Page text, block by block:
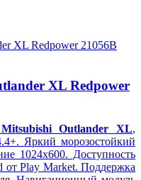
XL Redpower
Outlander XL,
Яркий морозостойкий
1024х600. Доступность
от Play Market. Поддержка